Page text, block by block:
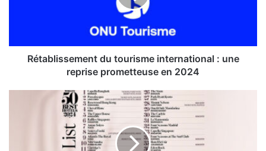
en
Rétablissement du tourisme international : une
reprise prometteuse en 2024